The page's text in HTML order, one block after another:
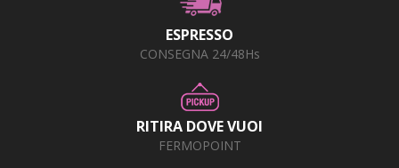
ESPRESSO
CONSEGNA 24/48Hs
RITIRA DOVE VUOI
FERMOPOINT